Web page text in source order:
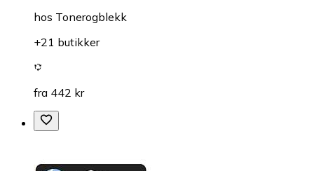
hos Tonerogblekk
+21 butikker
fra 442 kr